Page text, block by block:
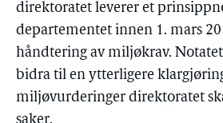
direktoratet leverer et
departementet innen 1. mars
håndtering av miljøkrav.
bidra til en ytterligere
miljøvurderinger direktoratet